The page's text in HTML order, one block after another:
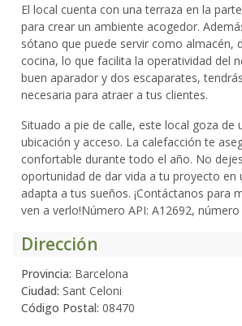
El local cuenta con una terraza en la
para crear un ambiente acogedor.
sótano que puede servir como almacén,
cocina, lo que facilita la operatividad del
buen aparador y dos escaparates,
necesaria para atraer a tus clientes.
Situado a pie de calle, este local goza de
ubicación y acceso. La calefacción te
confortable durante todo el año. No
oportunidad de dar vida a tu proyecto en
adapta a tus sueños. ¡Contáctanos para
ven a verlo!Número API: A12692,
Dirección
Provincia: Barcelona
Ciudad: Sant Celoni
Código Postal: 08470